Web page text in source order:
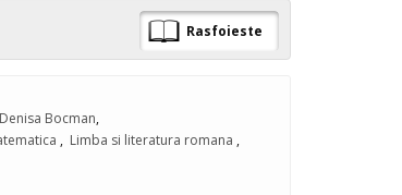
Rasfoieste
Bocman,
, Limba si literatura romana ,